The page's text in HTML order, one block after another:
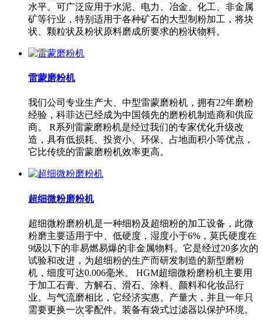
水平。可广泛应用于水泥、电力、冶金、化工、非金属
矿等行业，特别适用于各种矿石的大型制粉加工，将块
状、颗粒状及粉状原料磨成所要求的粉状物料。
雷蒙磨粉机
我们公司专业生产大、中型雷蒙磨粉机，拥有22年磨粉
经验，科菲达已经成为中国领先的磨粉机制造商和供应
商。 R系列雷蒙磨粉机是经过我们的专家优化升级改
造，具有低损耗、投资小、环保、占地面积小等优点，
它比传统的雷蒙磨粉机效率更高。
超细微粉磨粉机
超细微粉磨粉机是一种细粉及超细粉的加工设备，此微
粉磨主要适用于中、低硬度，湿度小于6%，莫氏硬度在
9级以下的非易燃易爆的非金属物料。它是经过20多次的
试验和改进，为超细粉的生产而研发制造的新型磨粉
机，细度可达0.006毫米。 HGM超细微粉磨粉机主要用
于加工石膏、方解石、滑石、涂料、颜料和化妆品行
业。与气流磨相比，它经济实惠、产量大，并且一年只
需要更换一次零配件。装备有袋式过滤器以保护环境。